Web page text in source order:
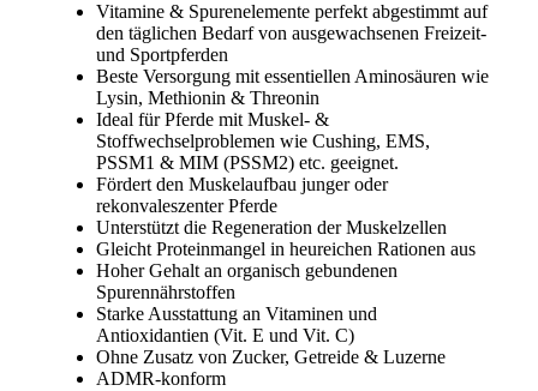
Vitamine & Spurenelemente perfekt abgestimmt auf
den täglichen Bedarf von ausgewachsenen Freizeit-
und Sportpferden
Beste Versorgung mit essentiellen Aminosäuren wie
Lysin, Methionin & Threonin
Ideal für Pferde mit Muskel- &
Stoffwechselproblemen wie Cushing, EMS,
PSSM1 & MIM (PSSM2) etc. geeignet.
Fördert den Muskelaufbau junger oder
rekonvaleszenter Pferde
Unterstützt die Regeneration der Muskelzellen
Gleicht Proteinmangel in heureichen Rationen aus
Hoher Gehalt an organisch gebundenen
Spurennährstoffen
Starke Ausstattung an Vitaminen und
Antioxidantien (Vit. E und Vit. C)
Ohne Zusatz von Zucker, Getreide & Luzerne
ADMR-konform